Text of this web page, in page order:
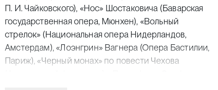
П. И. Чайковского), «Нос» Шостаковича (Баварская
государственная опера, Мюнхен), «Вольный
стрелок» (Национальная опера Нидерландов,
Амстердам), «Лоэнгрин» Вагнера (Опера Бастилии,
Париж), «Черный монах» по повести Чехова